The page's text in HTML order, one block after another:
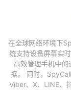
在全球网络环境下
统支持设备屏幕实
高效管理手机中
据。 同时，
Viber、X、LINE、